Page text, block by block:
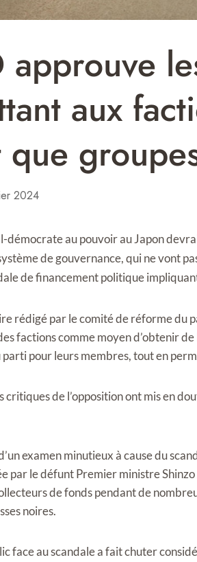
approuve
aux
que
2024
démocrate au pouvoir au Japon
de gouvernance, qui ne vont
de financement politique
rédigé par le comité de réforme du
factions comme moyen d’obtenir
pour leurs membres, tout en
critiques de l’opposition ont mis en
examen minutieux à cause du
par le défunt Premier ministre
de fonds pendant de
noires.
face au scandale a fait chuter